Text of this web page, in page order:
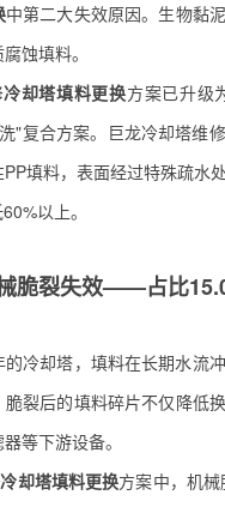
中第二大失效原因。生物黏
蚀填料。
却塔填料更换方案已升级
"复合方案。巨龙冷却塔维
填料，表面经过特殊疏水
以上。
脆裂失效——占比
冷却塔，填料在长期水流
脆裂后的填料碎片不仅降低
等下游设备。
却塔填料更换方案中，机